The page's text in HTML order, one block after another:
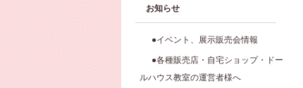
お知らせ
●イベント、展示販売会情報
●各種販売店・自宅ショップ・ドー
ルハウス教室の運営者様へ